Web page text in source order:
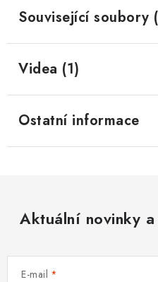
Související soubory
Videa (1)
Ostatní informace
Aktuální novinky
E-mail